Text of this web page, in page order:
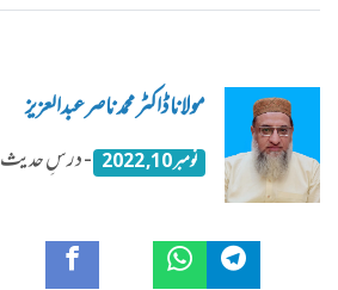
مولانا ڈاکٹر محمد ناصرعبدالعزیز
نومبر 10, 2022 - درسِ حدیث